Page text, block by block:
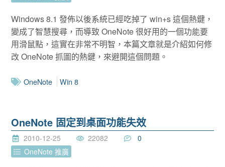
Windows 8.1 發佈以後系統已經吃掉了 win+s 這個熱鍵，
變成了智慧搜尋，而導致 OneNote 很好用的一個功能要
用滑鼠點，這實在非常不明智，本篇文章就是介紹如何修
改 OneNote 抓圖的熱鍵，來避開這個問題。
OneNote Win 8
OneNote 固定到桌面功能失效
2010-12-25 22082
0
OneNote 推廣